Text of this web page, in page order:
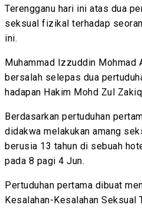
Terengganu hari ini atas dua
seksual fizikal terhadap
ini.
Muhammad Izzuddin Mohmad
bersalah selepas dua
hadapan Hakim Mohd Zul
Berdasarkan pertuduhan
didakwa melakukan amang
berusia 13 tahun di sebuah
pada 8 pagi 4 Jun.
Pertuduhan pertama dibuat
Kesalahan-Kesalahan Seksual